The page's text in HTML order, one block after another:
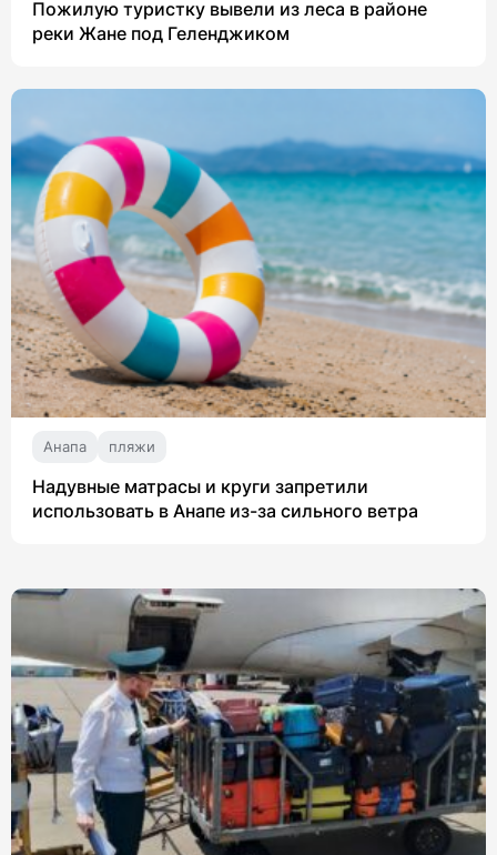
Пожилую туристку вывели из леса в районе
реки Жане под Геленджиком
Анапа пляжи
Надувные матрасы и круги запретили
использовать в Анапе из-за сильного ветра